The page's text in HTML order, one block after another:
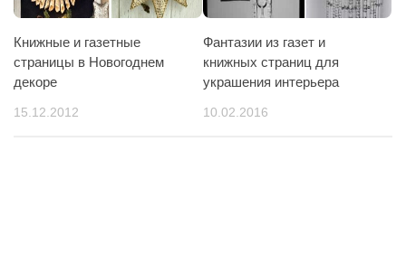
Книжные и газетные
страницы в Новогоднем
декоре
15.12.2012
Фантазии из газет и
книжных страниц для
украшения интерьера
10.02.2016